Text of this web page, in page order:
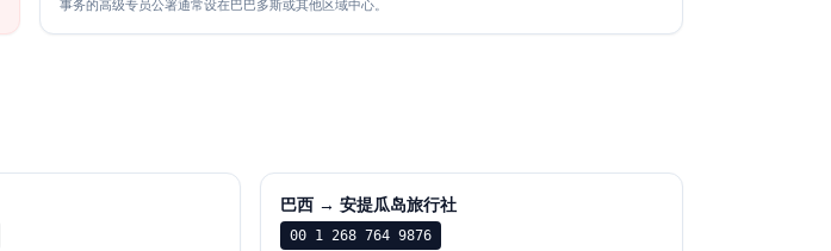
事务的高级专员公署通常设在巴巴多斯或其他区域中心。
巴西 → 安提瓜岛旅行社
00 1 268 764 9876